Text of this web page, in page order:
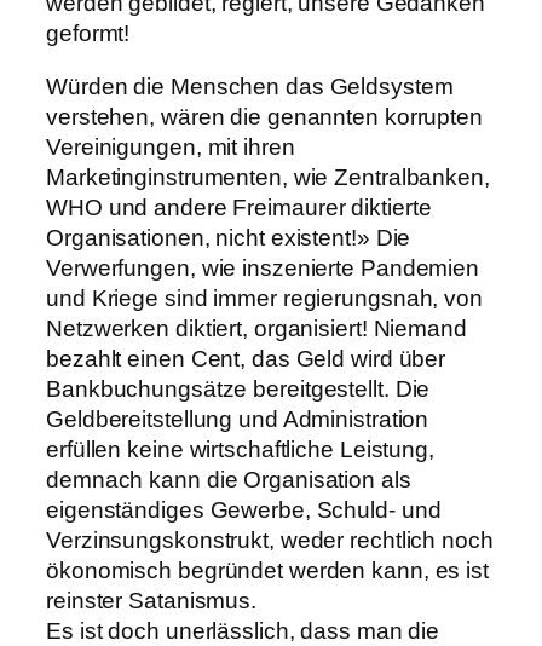
geformt!
Würden die Menschen das Geldsystem
verstehen, wären die genannten korrupten
Vereinigungen, mit ihren
Marketinginstrumenten, wie Zentralbanken,
WHO und andere Freimaurer diktierte
Organisationen, nicht existent!» Die
Verwerfungen, wie inszenierte Pandemien
und Kriege sind immer regierungsnah, von
Netzwerken diktiert, organisiert! Niemand
bezahlt einen Cent, das Geld wird über
Bankbuchungsätze bereitgestellt. Die
Geldbereitstellung und Administration
erfüllen keine wirtschaftliche Leistung,
demnach kann die Organisation als
eigenständiges Gewerbe, Schuld- und
Verzinsungskonstrukt, weder rechtlich noch
ökonomisch begründet werden kann, es ist
reinster Satanismus.
Es ist doch unerlässlich, dass man die